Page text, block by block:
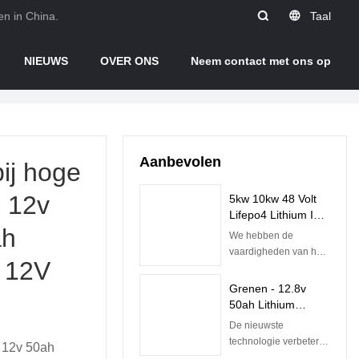
in China. Taal
NIEUWS OVER ONS
Neem contact met ons op
hoge
12v
50ah
Aanbevolen
5kw 10kw 48 Volt
Lifepo4 Lithium Ion
Oplaadbare
Batterijpakket Met
We hebben de
vaardigheden van het
de goedkope zonne-
energie 5kw 10kw
50ah lithium-ion
oplaadbare batterij met
Grenen - 12.8v
50ah Lithium
Batterij Lifepo4
Batterijen Voor
De nieuwste
technologie verbetert